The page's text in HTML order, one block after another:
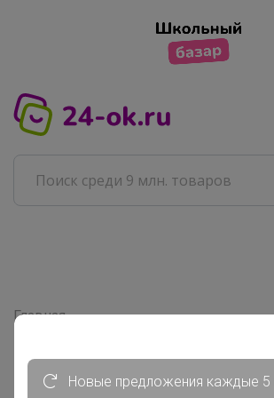
Главная
АРХИВ СП
РАЗНОЕНовые предложения каждые 5